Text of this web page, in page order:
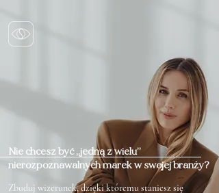
Nie chcesz być „jedną z wielu”
nierozpoznawalnych marek w swojej branży?
Zbuduj wizerunek, dzięki któremu staniesz się